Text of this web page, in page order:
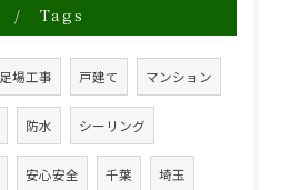
Tags
足場工事 戸建て マンション
防水 シーリング
安心安全 千葉 埼玉